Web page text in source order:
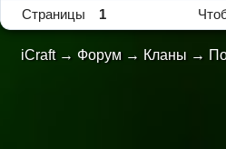
Страницы 1
iCraft → Форум → Кланы →